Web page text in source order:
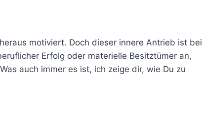
motiviert. Doch dieser innere Antrieb ist bei
Erfolg oder materielle Besitztümer an,
auch immer es ist, ich zeige dir, wie Du zu